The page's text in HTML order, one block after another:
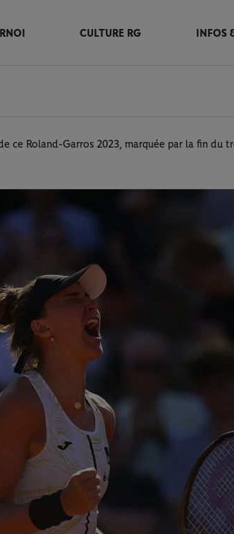
CULTURE RG INFOS
ce Roland-Garros 2023, marquée par la fin du